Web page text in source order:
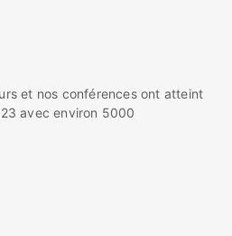
et nos conférences ont atteint
avec environ 5000